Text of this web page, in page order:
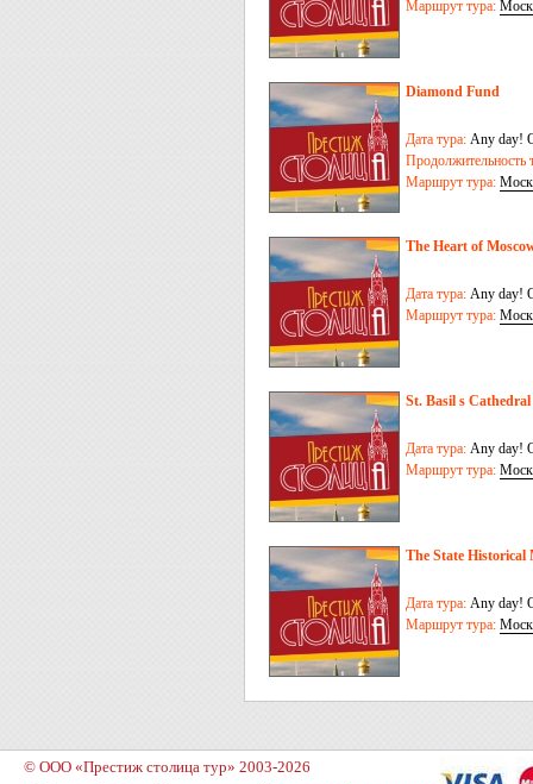
Маршрут тура:
Diamond Fund
Дата тура: Any day!
Продолжительность
Маршрут тура:
The Heart of
Дата тура: Any day!
Маршрут тура:
St. Basil s Cathedral
Дата тура: Any day!
Маршрут тура:
The State Historical
Дата тура: Any day!
Маршрут тура:
© ООО «Престиж столица тур» 2003-2026